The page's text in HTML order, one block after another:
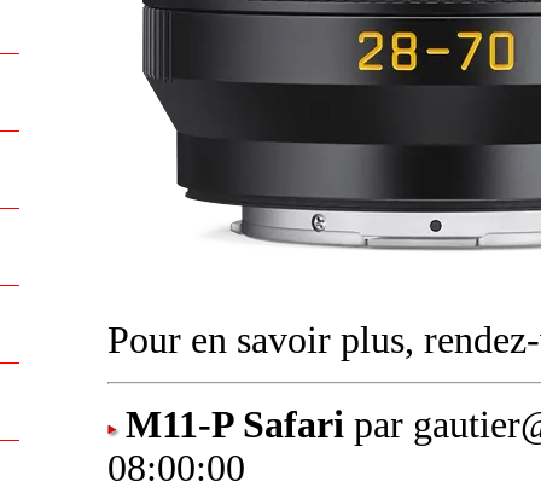
Pour en savoir plus,
M11-P Safari par
08:00:00